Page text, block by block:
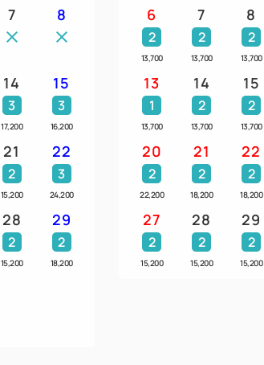
・1部屋各1アイテムずつ
・お持ち帰りはいただけ
海に囲まれた関西空港周
岸和田漁港から仕入れる
お客様の健康を考えたド
関西エアポートワシント
２F『waterfront kitchen
7 8
14
3
17,200
15
3
16,200
21
2
15,200
22
3
24,200
28
2
15,200
29
2
18,200
6
2
13,700
7
2
13,700
8
2
13,700
13
1
13,700
14
2
13,700
15
2
13,700
20
2
22,200
21
2
18,200
22
2
18,200
27
2
15,200
28
2
15,200
29
2
15,200